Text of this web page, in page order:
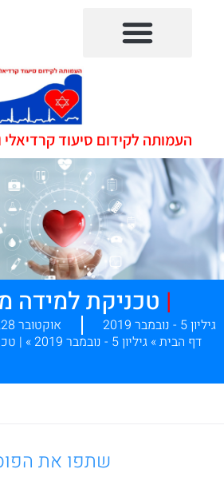
העמותה לקידום סיעוד קרדיאלי
טכניקת למידה
5 - נובמבר 2019
אוקטובר 28, 2019
דף הבית»גיליון 5 - נובמבר 2019 »
|
שתפו את